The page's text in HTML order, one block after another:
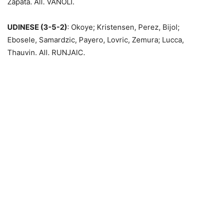
UDINESE (3-5-2): Okoye; Kristensen, Perez, Bijol;
Ebosele, Samardzic, Payero, Lovric, Zemura; Lucca,
Thauvin. All. RUNJAIC.